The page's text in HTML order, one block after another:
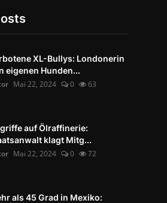
XL-Bullys: Londonerin
eigenen Hunden...
Mai 22, 2024 0 63
auf Ölraffinerie:
klagt Mitg...
Mai 22, 2024 0 72
als 45 Grad in Mexiko: